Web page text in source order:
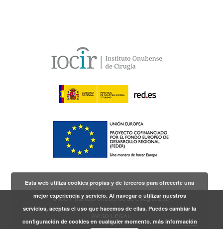
© IOCir Instituto Onubense de Cirugía, 2017
AVISO LEGAL
Esta web utiliza cookies propias y de terceros para ofrecerte una
mejor experiencia y servicio. Al navegar o utilizar nuestros
servicios, aceptas el uso que hacemos de ellas. Puedes cambiar la
configuración de cookies en cualquier momento. más información